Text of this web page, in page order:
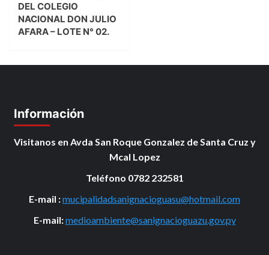
DEL COLEGIO
NACIONAL DON JULIO
AFARA – LOTE N° 02.
Información
Visitanos en Avda San Roque Gonzalez de Santa Cruz y
Mcal Lopez
Teléfono 0782 232581
E-mail :mucipalidadsanignacioguasu@hotmail.com
E-mail:medioambiente@sanignacioguazu.gov.py